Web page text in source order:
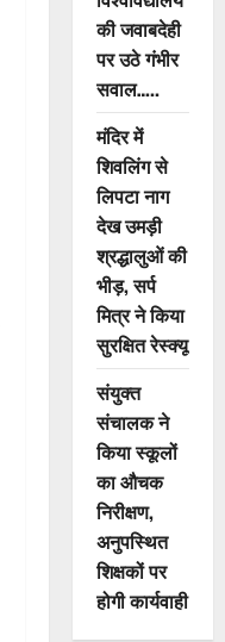
की जवाबदेही
पर उठे गंभीर
सवाल…..
मंदिर में
शिवलिंग से
लिपटा नाग
देख उमड़ी
श्रद्धालुओं की
भीड़, सर्प
मित्र ने किया
सुरक्षित रेस्क्यू
संयुक्त
संचालक ने
किया स्कूलों
का औचक
निरीक्षण,
अनुपस्थित
शिक्षकों पर
होगी कार्यवाही